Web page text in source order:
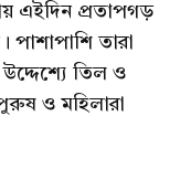
এইদিন প্রতাপগড়
পাশাপাশি তারা
তিল ও
ও মহিলারা